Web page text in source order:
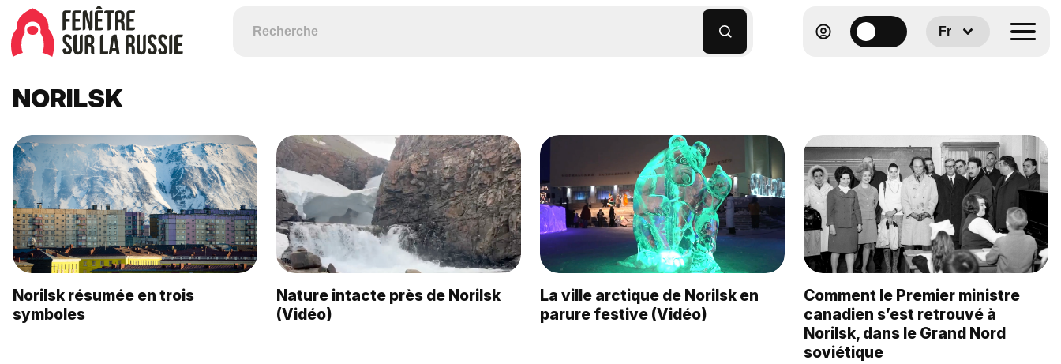
Fr
NORILSK
Norilsk résumée en trois
symboles
Nature intacte près de Norilsk
(Vidéo)
La ville arctique de Norilsk en
parure festive (Vidéo)
Comment le Premier ministre
canadien s’est retrouvé à
Norilsk, dans le Grand Nord
soviétique